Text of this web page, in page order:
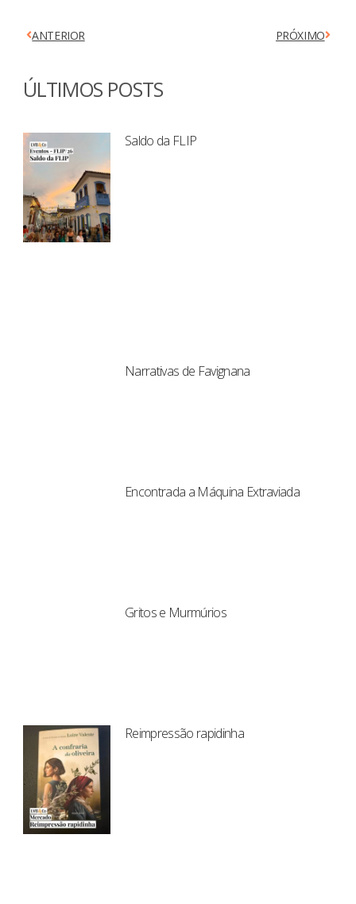
ANTERIOR PRÓXIMO
ÚLTIMOS POSTS
Saldo da FLIP
Narrativas de Favignana
Encontrada a Máquina Extraviada
Gritos e Murmúrios
Reimpressão rapidinha